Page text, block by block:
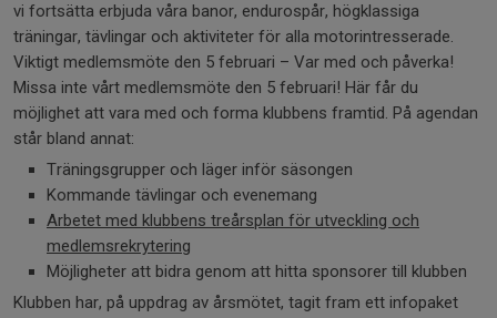
vi fortsätta erbjuda våra banor, endurospår, högklassiga
träningar, tävlingar och aktiviteter för alla motorintresserade.
Viktigt medlemsmöte den 5 februari – Var med och påverka!
Missa inte vårt medlemsmöte den 5 februari! Här får du
möjlighet att vara med och forma klubbens framtid. På agendan
står bland annat:
Träningsgrupper och läger inför säsongen
Kommande tävlingar och evenemang
Arbetet med klubbens treårsplan för utveckling och
medlemsrekrytering
Möjligheter att bidra genom att hitta sponsorer till klubben
Klubben har, på uppdrag av årsmötet, tagit fram ett infopaket